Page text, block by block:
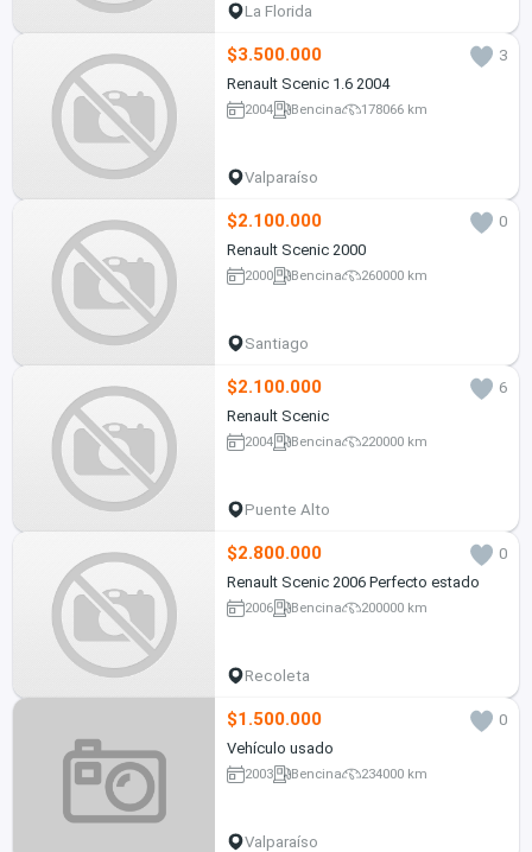
La Florida
$3.500.000
3
Renault Scenic 1.6 2004
2004 Bencina 178066 km
Valparaíso
$2.100.000
0
Renault Scenic 2000
2000 Bencina 260000 km
Santiago
$2.100.000
6
Renault Scenic
2004 Bencina 220000 km
Puente Alto
$2.800.000
0
Renault Scenic 2006 Perfecto estado
2006 Bencina 200000 km
Recoleta
$1.500.000
0
Vehículo usado
2003 Bencina 234000 km
Valparaíso